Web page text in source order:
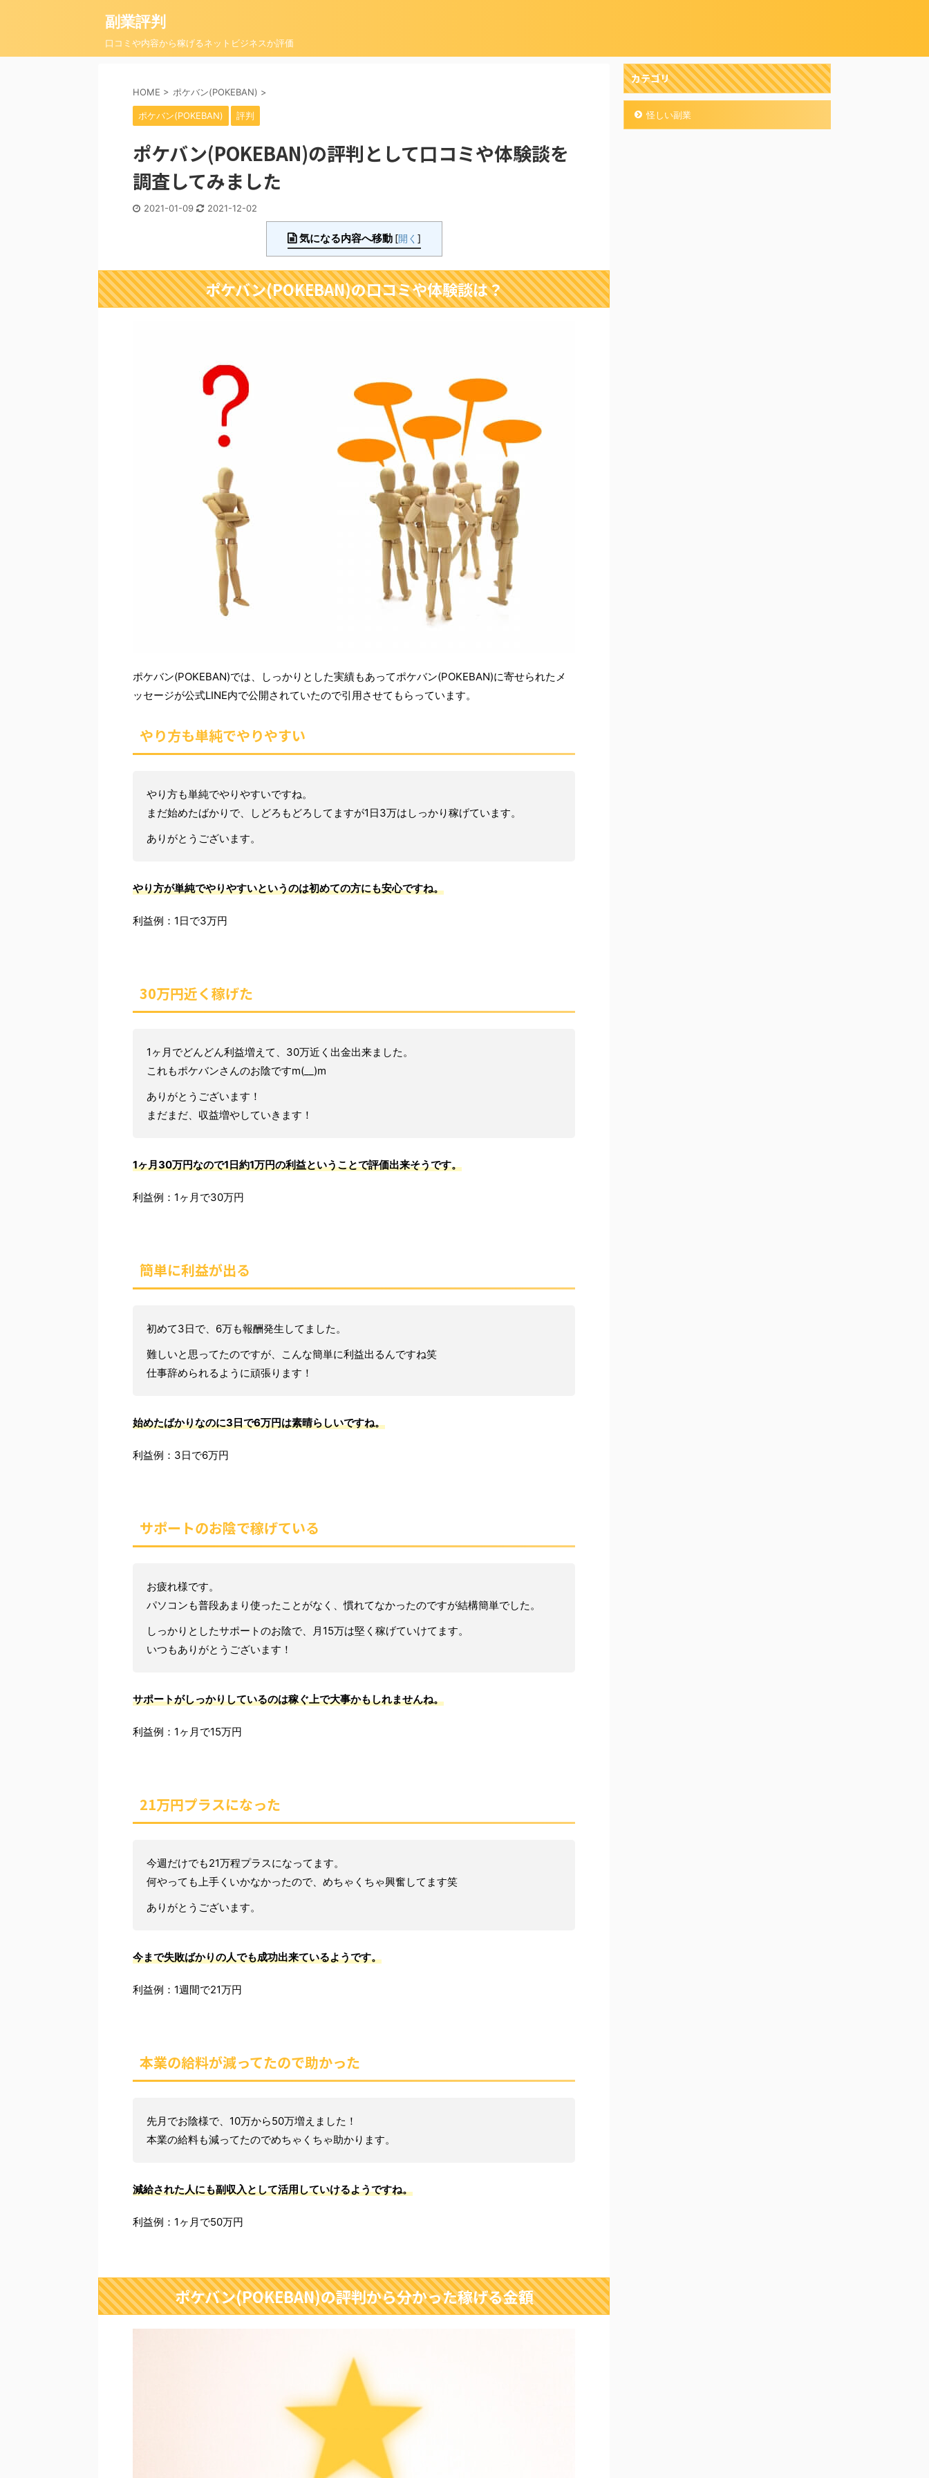
副業評判
口コミや内容から稼げるネットビジネスか評価
HOME > ポケバン(POKEBAN) >
ポケバン(POKEBAN) 評判
ポケバン(POKEBAN)の評判として口コミや体験談を
調査してみました
2021-01-09 2021-12-02
気になる内容へ移動 [開く ]
ポケバン(POKEBAN)の口コミや体験談は？
ポケバン(POKEBAN)では、しっかりとした実績もあってポケバン(POKEBAN)に寄せられたメ
ッセージが公式LINE内で公開されていたので引用させてもらっています。
やり方も単純でやりやすい
やり方も単純でやりやすいですね。
まだ始めたばかりで、しどろもどろしてますが1日3万はしっかり稼げています。
ありがとうございます。
やり方が単純でやりやすいというのは初めての方にも安心ですね。
利益例：1日で3万円
30万円近く稼げた
1ヶ月でどんどん利益増えて、30万近く出金出来ました。
これもポケバンさんのお陰ですm(__)m
ありがとうございます！
まだまだ、収益増やしていきます！
1ヶ月30万円なので1日約1万円の利益ということで評価出来そうです。
利益例：1ヶ月で30万円
簡単に利益が出る
初めて3日で、6万も報酬発生してました。
難しいと思ってたのですが、こんな簡単に利益出るんですね笑
仕事辞められるように頑張ります！
始めたばかりなのに3日で6万円は素晴らしいですね。
利益例：3日で6万円
サポートのお陰で稼げている
お疲れ様です。
パソコンも普段あまり使ったことがなく、慣れてなかったのですが結構簡単でした。
しっかりとしたサポートのお陰で、月15万は堅く稼げていけてます。
いつもありがとうございます！
サポートがしっかりしているのは稼ぐ上で大事かもしれませんね。
利益例：1ヶ月で15万円
21万円プラスになった
今週だけでも21万程プラスになってます。
何やっても上手くいかなかったので、めちゃくちゃ興奮してます笑
ありがとうございます。
今まで失敗ばかりの人でも成功出来ているようです。
利益例：1週間で21万円
本業の給料が減ってたので助かった
先月でお陰様で、10万から50万増えました！
本業の給料も減ってたのでめちゃくちゃ助かります。
減給された人にも副収入として活用していけるようですね。
利益例：1ヶ月で50万円
ポケバン(POKEBAN)の評判から分かった稼げる金額
カテゴリ
怪しい副業